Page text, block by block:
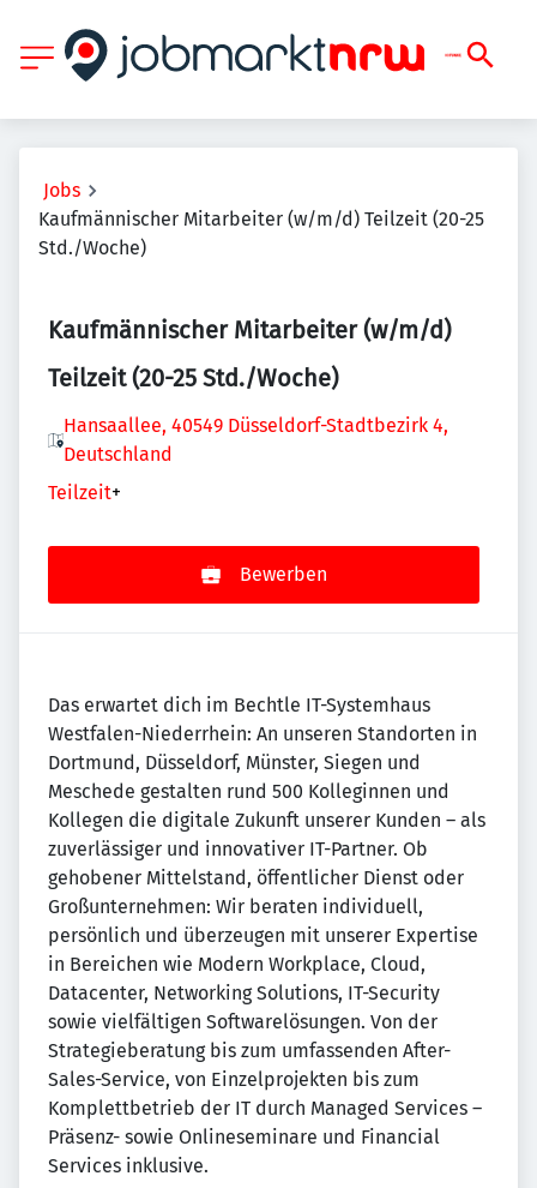
Jobs
Kaufmännischer Mitarbeiter (w/m/d) Teilzeit (20-25
Std./Woche)
Kaufmännischer Mitarbeiter (w/m/d)
Teilzeit (20-25 Std./Woche)
Hansaallee, 40549 Düsseldorf-Stadtbezirk 4,
Deutschland
Teilzeit+
Bewerben
Das erwartet dich im Bechtle IT-Systemhaus
Westfalen-Niederrhein: An unseren Standorten in
Dortmund, Düsseldorf, Münster, Siegen und
Meschede gestalten rund 500 Kolleginnen und
Kollegen die digitale Zukunft unserer Kunden – als
zuverlässiger und innovativer IT-Partner. Ob
gehobener Mittelstand, öffentlicher Dienst oder
Großunternehmen: Wir beraten individuell,
persönlich und überzeugen mit unserer Expertise
in Bereichen wie Modern Workplace, Cloud,
Datacenter, Networking Solutions, IT-Security
sowie vielfältigen Softwarelösungen. Von der
Strategieberatung bis zum umfassenden After-
Sales-Service, von Einzelprojekten bis zum
Komplettbetrieb der IT durch Managed Services –
Präsenz- sowie Onlineseminare und Financial
Services inklusive.